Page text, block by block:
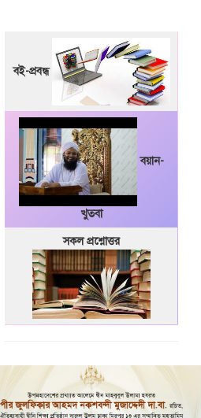
বই-প্রবন্ধ
বয়ান-
খুতবা
সকল প্রশ্নোত্তর